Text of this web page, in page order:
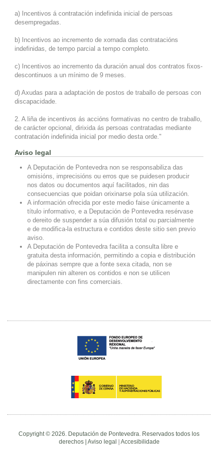
a) Incentivos á contratación indefinida inicial de persoas
desempregadas.
b) Incentivos ao incremento de xornada das contratacións
indefinidas, de tempo parcial a tempo completo.
c) Incentivos ao incremento da duración anual dos contratos fixos-
descontinuos a un mínimo de 9 meses.
d) Axudas para a adaptación de postos de traballo de persoas con
discapacidade.
2. A liña de incentivos ás accións formativas no centro de traballo,
de carácter opcional, dirixida ás persoas contratadas mediante
contratación indefinida inicial por medio desta orde."
Aviso legal
A Deputación de Pontevedra non se responsabiliza das
omisións, imprecisións ou erros que se puidesen producir
nos datos ou documentos aquí facilitados, nin das
consecuencias que poidan orixinarse pola súa utilización.
A información ofrecida por este medio faise únicamente a
título informativo, e a Deputación de Pontevedra resérvase
o dereito de suspender a súa difusión total ou parcialmente
e de modifica-la estructura e contidos deste sitio sen previo
aviso.
A Deputación de Pontevedra facilita a consulta libre e
gratuita desta información, permitindo a copia e distribución
de páxinas sempre que a fonte sexa citada, non se
manipulen nin alteren os contidos e non se utilicen
directamente con fins comerciais.
Copyright © 2026. Deputación de Pontevedra. Reservados todos los
derechos | Aviso legal | Accesibilidade